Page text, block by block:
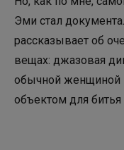
Эми стал
рассказывает об
вещах: джазовая
обычной женщиной
объектом для